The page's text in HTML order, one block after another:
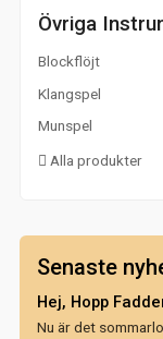
Övriga
Blockflöjt
Klangspel
Munspel
Alla produkter
Senaste
Hej, Hopp
Nu är det